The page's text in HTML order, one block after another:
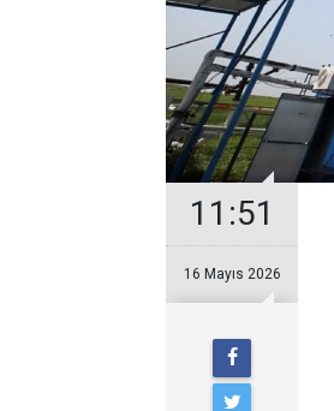
11:51
16 Mayıs 2026